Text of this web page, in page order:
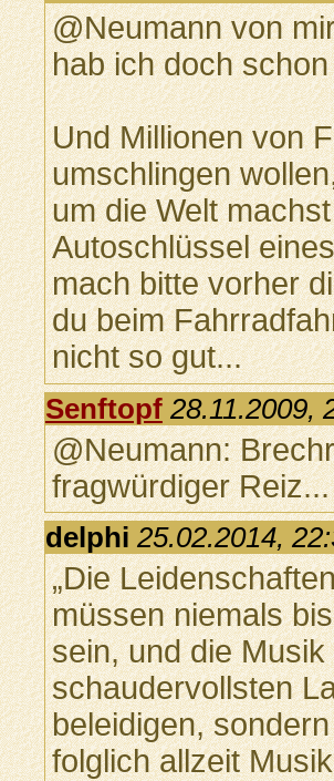
@Neumann von
hab ich doch
Und Millionen von
umschlingen
um die Welt
Autoschlüssel
mach bitte vorher
du beim
nicht so gut...
Senftopf 28.11.2009,
@Neumann:
fragwürdiger Reiz...
delphi 25.02.2014,
„Die
müssen niemals
sein, und die
schaudervollsten
beleidigen,
folglich allzeit